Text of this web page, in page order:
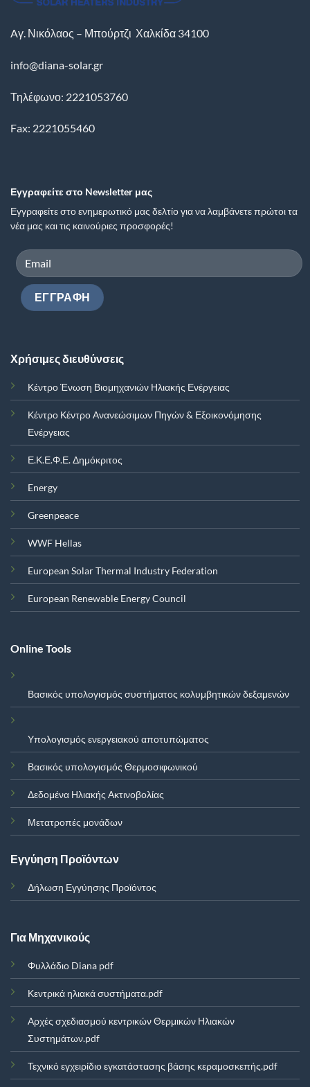
Aγ. Νικόλαος – Μπούρτζι Χαλκίδα 34100
info@diana-solar.gr
Τηλέφωνο: 2221053760
Fax: 2221055460
Εγγραφείτε στο Newsletter μας
Εγγραφείτε στο ενημερωτικό μας δελτίο για να λαμβάνετε πρώτοι τα
νέα μας και τις καινούριες προσφορές!
Χρήσιμες διευθύνσεις
Κέντρο Ένωση Βιομηχανιών Ηλιακής Ενέργειας
Κέντρο Κέντρο Ανανεώσιμων Πηγών & Εξοικονόμησης
Ενέργειας
Ε.Κ.Ε.Φ.Ε. Δημόκριτος
Energy
Greenpeace
WWF Hellas
European Solar Thermal Industry Federation
European Renewable Energy Council
Online Tools
Βασικός υπολογισμός συστήματος κολυμβητικών δεξαμενών
Υπολογισμός ενεργειακού αποτυπώματος
Βασικός υπολογισμός Θερμοσιφωνικού
Δεδομένα Ηλιακής Ακτινοβολίας
Μετατροπές μονάδων
Εγγύηση Προϊόντων
Δήλωση Εγγύησης Προϊόντος
Για Μηχανικούς
Φυλλάδιο Diana pdf
Κεντρικά ηλιακά συστήματα.pdf
Αρχές σχεδιασμού κεντρικών Θερμικών Ηλιακών
Συστημάτων.pdf
Τεχνικό εγχειρίδιο εγκατάστασης βάσης κεραμοσκεπής.pdf